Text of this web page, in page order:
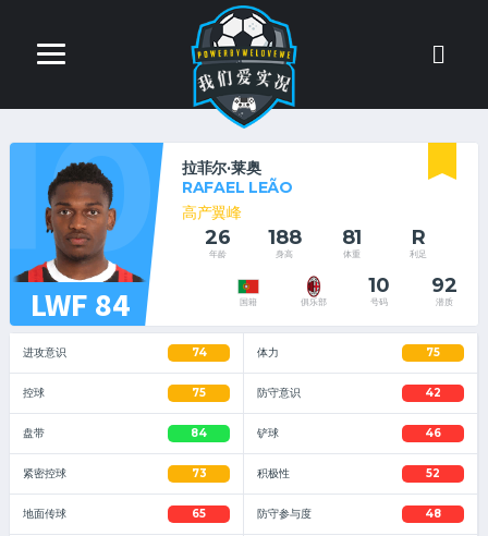
LWF 84
拉菲尔·莱奥
RAFAEL LEÃO
高产翼峰
26
年龄
188
身高
81
体重
R
利足
国籍 俱乐部
10
号码
92
潜质
进攻意识 74
控球 75
盘带 84
紧密控球 73
地面传球 65
体力 75
防守意识 42
铲球 46
积极性 52
防守参与度 48